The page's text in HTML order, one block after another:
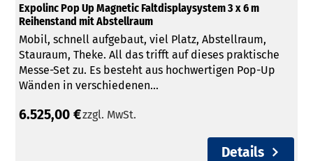
Expolinc Pop Up Magnetic Faltdisplaysystem 3 x 6 m
Reihenstand mit Abstellraum
Mobil, schnell aufgebaut, viel Platz, Abstellraum,
Stauraum, Theke. All das trifft auf dieses praktische
Messe-Set zu. Es besteht aus hochwertigen Pop-Up
Wänden in verschiedenen...
6.525,00 €zzgl. MwSt.
Details